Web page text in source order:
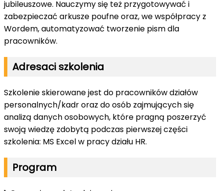
jubileuszowe. Nauczymy się też przygotowywać i
zabezpieczać arkusze poufne oraz, we współpracy z
Wordem, automatyzować tworzenie pism dla
pracowników.
Adresaci szkolenia
Szkolenie skierowane jest do pracowników działów
personalnych/kadr oraz do osób zajmujących się
analizą danych osobowych, które pragną poszerzyć
swoją wiedzę zdobytą podczas pierwszej części
szkolenia: MS Excel w pracy działu HR.
Program